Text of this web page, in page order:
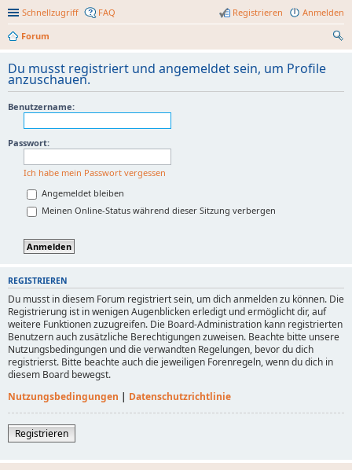
Schnellzugriff FAQ Anmelden
Registrieren
Forum
Du musst registriert und angemeldet sein, um Profile
anzuschauen.
Benutzername:
Passwort:
Ich habe mein Passwort vergessen
Angemeldet bleiben
Meinen Online-Status während dieser Sitzung verbergen
REGISTRIEREN
Du musst in diesem Forum registriert sein, um dich anmelden zu können. Die
Registrierung ist in wenigen Augenblicken erledigt und ermöglicht dir, auf
weitere Funktionen zuzugreifen. Die Board-Administration kann registrierten
Benutzern auch zusätzliche Berechtigungen zuweisen. Beachte bitte unsere
Nutzungsbedingungen und die verwandten Regelungen, bevor du dich
registrierst. Bitte beachte auch die jeweiligen Forenregeln, wenn du dich in
diesem Board bewegst.
Nutzungsbedingungen | Datenschutzrichtlinie
Registrieren